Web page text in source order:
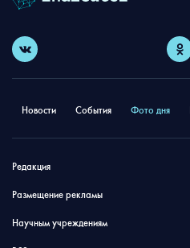
Новости События Фото дня
Редакция
Размещение рекламы
Научным учреждениям